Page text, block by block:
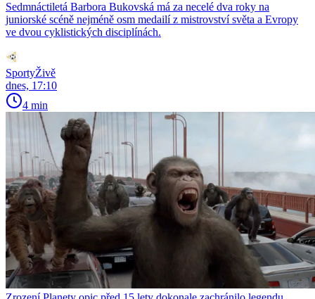
Sedmnáctiletá Barbora Bukovská má za necelé dva roky na
juniorské scéně nejméně osm medailí z mistrovství světa a Evropy
ve dvou cyklistických disciplínách.
SportyŽivě
dnes, 17:10
4 min